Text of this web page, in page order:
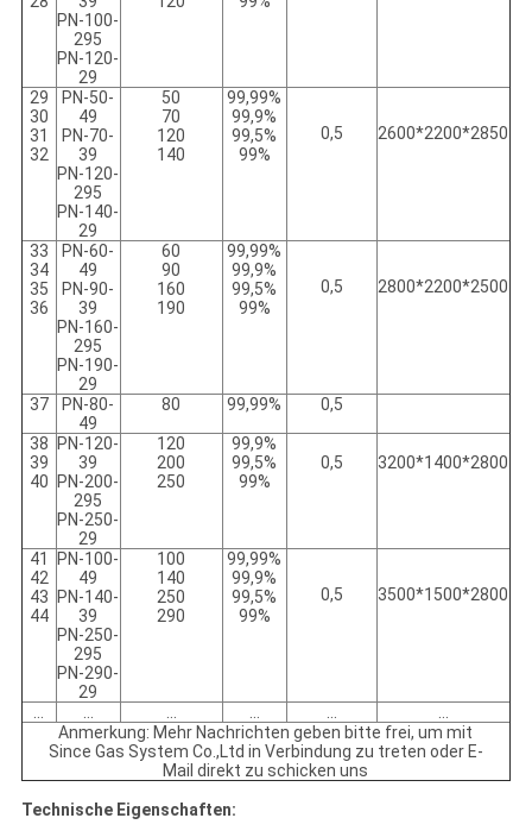
PN-100-
295
PN-120-
29
29
30
31
32
PN-50-
49
PN-70-
39
PN-120-
295
PN-140-
29
50
70
120
140
99,99%
99,9%
99,5%
99%
0,5 2600*2200*2850
33
34
35
36
PN-60-
49
PN-90-
39
PN-160-
295
PN-190-
29
60
90
160
190
99,99%
99,9%
99,5%
99%
0,5 2800*2200*2500
37
PN-80-
49
80 99,99% 0,5
38
39
40
PN-120-
39
PN-200-
295
PN-250-
29
120
200
250
99,9%
99,5%
99%
0,5 3200*1400*2800
41
42
43
44
PN-100-
49
PN-140-
39
PN-250-
295
PN-290-
29
100
140
250
290
99,99%
99,9%
99,5%
99%
0,5 3500*1500*2800
… … … … …
…
Anmerkung: Mehr Nachrichten geben bitte frei, um mit
Since Gas System Co.,Ltd in Verbindung zu treten oder E-
Mail direkt zu schicken uns
Technische Eigenschaften: